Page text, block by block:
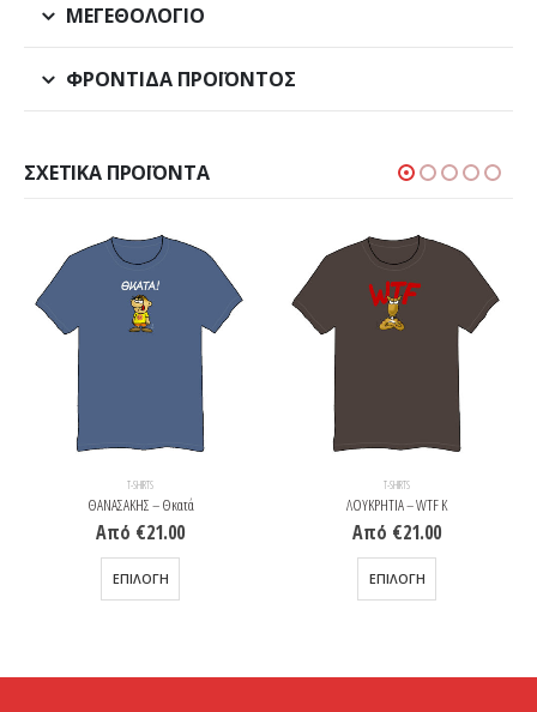
ΜΕΓΕΘΟΛΌΓΙΟ
ΦΡΟΝΤΊΔΑ ΠΡΟΪΌΝΤΟΣ
ΣΧΕΤΙΚΆ ΠΡΟΪΌΝΤΑ
T-SHIRTS
ΘΑΝΑΣΑΚΗΣ – Θκατά
Από €21.00
ΕΠΙΛΟΓΉ
Αυτό το προϊόν έχει πολλαπλές παραλλαγές. Οι επιλογές μπορούν να επιλεγούν στη σελίδα του προϊόντος
T-SHIRTS
ΛΟΥΚΡΗΤΙΑ – WTF K
Από €21.00
ΕΠΙΛΟΓΉ
Αυτό το προϊόν έχει πολλαπλές παραλλαγές. Οι επιλογές μπορούν να επιλεγούν στη σελίδα του προϊόντος